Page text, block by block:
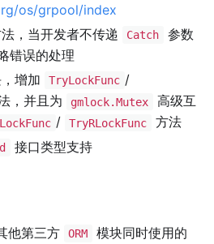
os/grpool/index
，当开发者不传递 Catch
参数
错误的处理
增加 TryLockFunc /
，并且为 gmlock.Mutex
高级互
/ TryRLockFunc
方法
接口类型支持
他第三方 ORM
模块同时使用的